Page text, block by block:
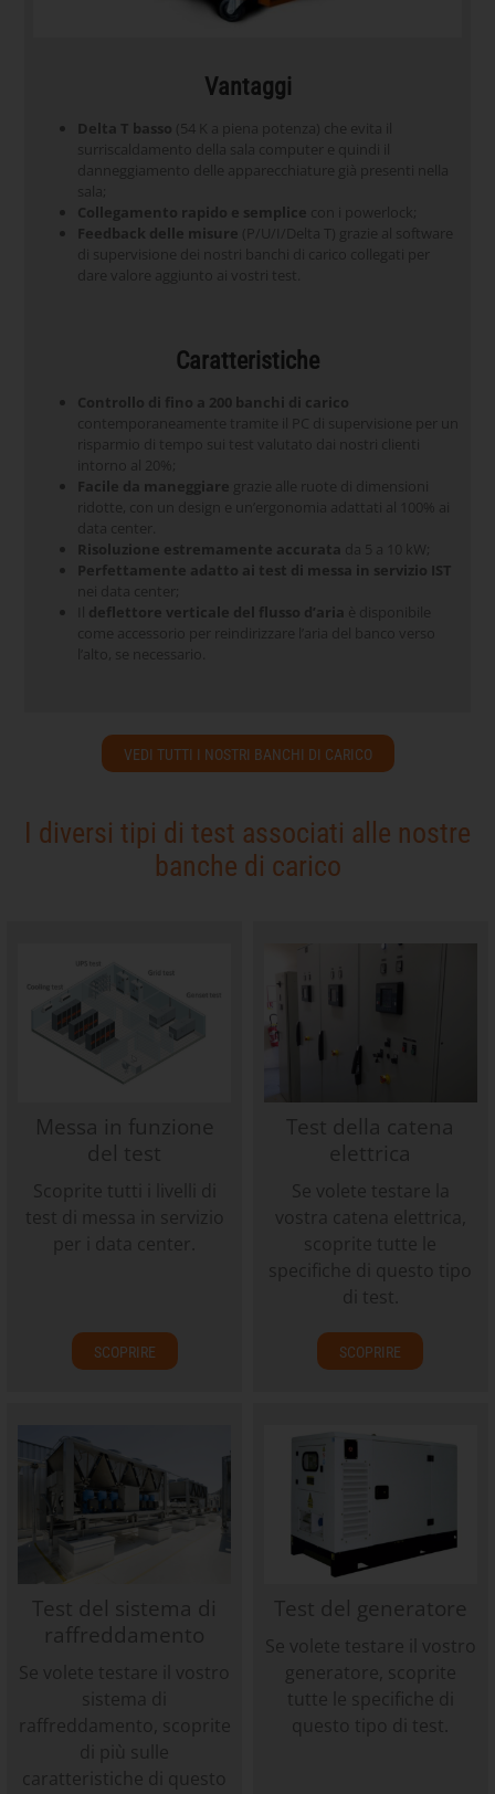
Vantaggi
Delta T basso
(54 K a piena potenza) che evita il
surriscaldamento della sala computer e quindi il
danneggiamento delle apparecchiature già presenti nella
Collegamento rapido e semplice con i powerlock;
Feedback delle misure
(P/U/I/Delta T) grazie al software
di supervisione dei nostri banchi di carico collegati per
dare valore aggiunto ai vostri test.
Caratteristiche
Controllo di fino a 200 banchi di carico
contemporaneamente tramite il PC di supervisione per un
risparmio di tempo sui test valutato dai nostri clienti
intorno al 20%;
Facile da maneggiare grazie alle ruote di dimensioni
ridotte, con un design e un’ergonomia adattati al 100% ai
Risoluzione estremamente accurata
Perfettamente adatto ai test di messa in servizio IST
deflettore verticale del flusso d’aria
è disponibile
come accessorio per reindirizzare l’aria del banco verso
l’alto, se necessario.
VEDI TUTTI I NOSTRI BANCHI DI CARICO
I diversi tipi di test associati alle nostre
banche di carico
Messa in funzione
del test
Scoprite tutti i livelli di
test di messa in servizio
per i data center.
SCOPRIRE
Test della catena
elettrica
Se volete testare la
vostra catena elettrica,
scoprite tutte le
specifiche di questo tipo
di test.
SCOPRIRE
Test del sistema di
raffreddamento
Se volete testare il vostro
sistema di
raffreddamento, scoprite
di più sulle
caratteristiche di questo
Test del generatore
Se volete testare il vostro
generatore, scoprite
tutte le specifiche di
questo tipo di test.